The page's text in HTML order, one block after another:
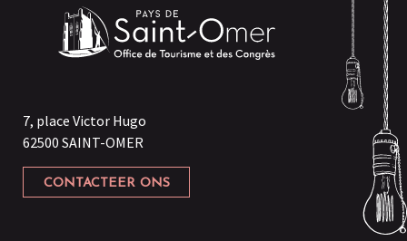
7, place Victor Hugo
62500 SAINT-OMER
CONTACTEER ONS